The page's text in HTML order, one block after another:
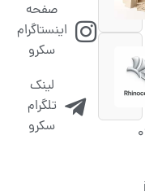
صفحه
اینستاگرام
سکرو
لینک
تلگرام
سکرو